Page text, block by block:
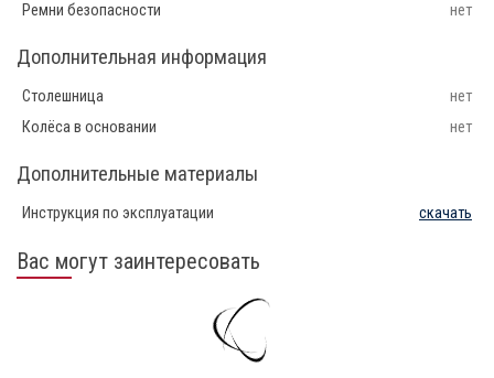
Ремни безопасности
нет
Дополнительная информация
Столешница
нет
Колёса в основании
нет
Дополнительные материалы
Инструкция по эксплуатации скачать
Вас могут заинтересовать